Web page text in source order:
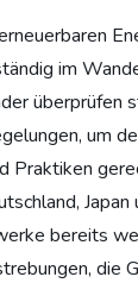
im
überprüfen
um
Praktiken
Japan
bereits
die